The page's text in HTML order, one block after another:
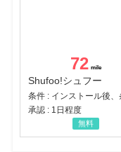
72
Shufoo!シュフー
承認 : 1日程度
無料